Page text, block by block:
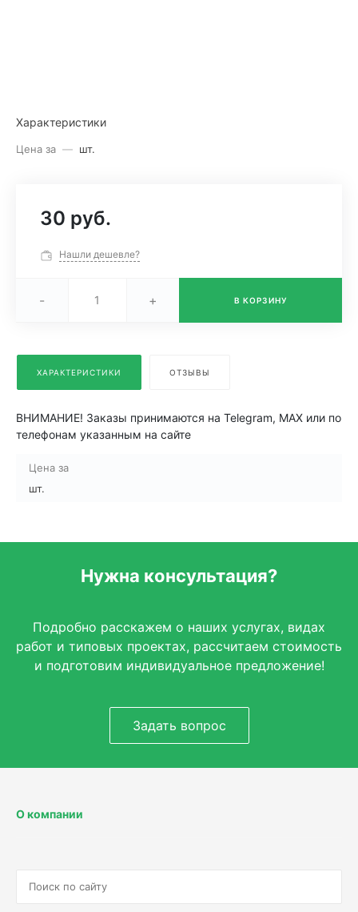
Характеристики
Цена за — шт.
30 руб.
Нашли дешевле?
- + В КОРЗИНУ
ХАРАКТЕРИСТИКИ ОТЗЫВЫ
ВНИМАНИЕ! Заказы принимаются на Telegram, MAX или по
телефонам указанным на сайте
Цена за
шт.
Нужна консультация?
Подробно расскажем о наших услугах, видах
работ и типовых проектах, рассчитаем стоимость
и подготовим индивидуальное предложение!
Задать вопрос
О компании